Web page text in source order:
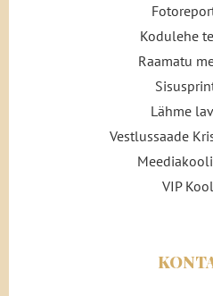
Kodulehe
Raamatu
Lähme
Vestlussaade
VIP